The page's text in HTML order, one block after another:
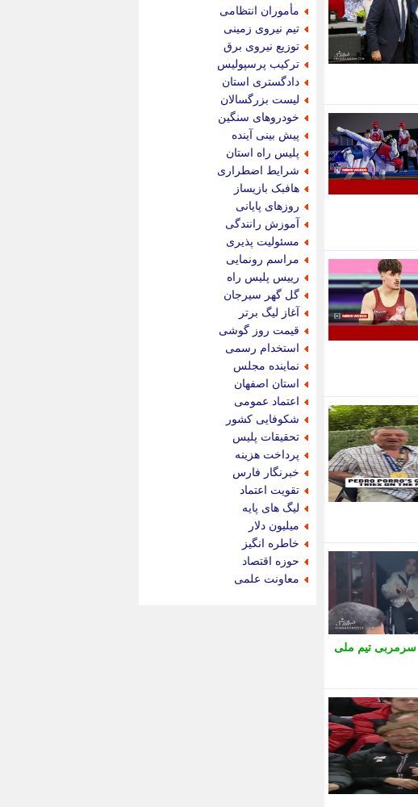
سرمربی تیم ملی
مأموران انتظامی
تیم نیروی زمینی
توزیع نیروی برق
ترکیب پرسپولیس
دادگستری استان
لیست بزرگسالان
خودروهای سنگین
پیش بینی آینده
پلیس راه استان
شرایط اضطراری
هافبک بازیساز
روزهای پایانی
آموزش رانندگی
مسئولیت پذیری
مراسم رونمایی
رییس پلیس راه
گل گهر سیرجان
آغاز لیگ برتر
قیمت روز گوشی
استخدام رسمی
نماینده مجلس
استان اصفهان
اعتماد عمومی
شکوفایی کشور
تحقیقات پلیس
پرداخت هزینه
خبرنگار فارس
تقویت اعتماد
لیگ های پایه
میلیون دلار
خاطره انگیز
حوزه اقتصاد
معاونت علمی